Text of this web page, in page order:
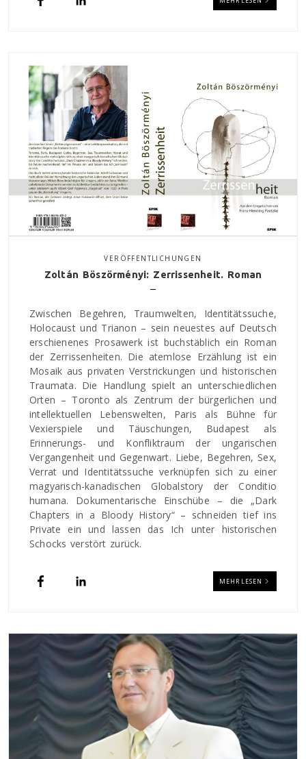
VERÖFFENTLICHUNGEN
Zoltán Böszörményi: Zerrissenheit. Roman
Zwischen Begehren, Traumwelten, Identitätssuche,
Holocaust und Trianon – sein neuestes auf Deutsch
erschienenes Prosawerk ist buchstäblich ein Roman
der Zerrissenheiten. Die atemlose Erzählung ist ein
Mosaik aus privaten Verstrickungen und historischen
Traumata. Die Handlung spielt an unterschiedlichen
Orten – Toronto als Zentrum der bürgerlichen und
intellektuellen Lebenswelten, Paris als Bühne für
Vexierspiele und Täuschungen, Budapest als
Erinnerungs- und Konfliktraum der ungarischen
Vergangenheit und Gegenwart. Liebe, Begehren, Sex,
Verrat und Identitätssuche verknüpfen sich zu einer
magyarisch-kanadischen Globalstory der Conditio
humana. Dokumentarische Einschübe – die „Dark
Chapters in a Bloody History“ – schneiden tief ins
Private ein und lassen das Ich unter historischen
Schocks verstört zurück.
MEHR LESEN